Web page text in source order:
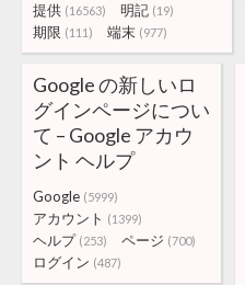
提供 (16563) 明記 (19)
期限 (111) 端末 (977)
Google の新しいロ
グインページについ
て – Google アカウ
ント ヘルプ
Google (5999)
アカウント (1399)
ヘルプ (253) ページ (700)
ログイン (487)